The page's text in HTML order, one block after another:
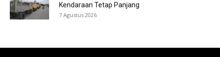
Kendaraan Tetap Panjang
7 Agustus 2026